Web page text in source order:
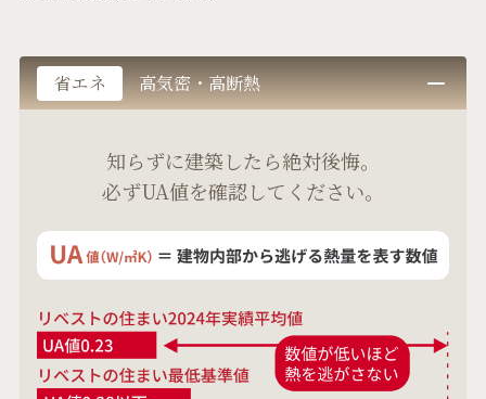
省エネ 高気密・高断熱
知らずに建築したら絶対後悔。
必ずUA値を確認してください。